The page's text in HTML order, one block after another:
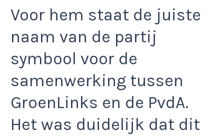
Voor hem staat de juiste
naam van de partij
symbool voor de
samenwerking tussen
GroenLinks en de PvdA.
Het was duidelijk dat dit